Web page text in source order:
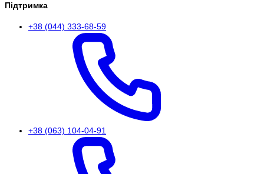
Підтримка
+38 (044) 333-68-59
+38 (063) 104-04-91